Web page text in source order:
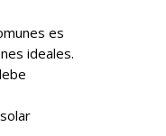
es
ideales.